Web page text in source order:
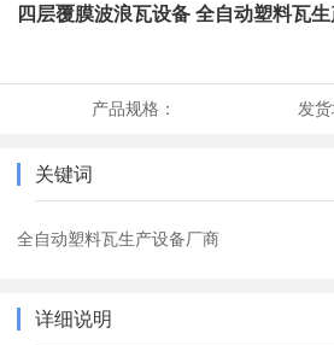
四层覆膜波浪瓦设备 全自动塑料瓦
产品规格： 发
关键词
全自动塑料瓦生产设备厂商
详细说明